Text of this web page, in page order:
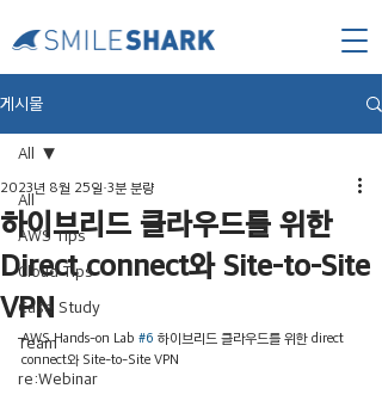
게시물
All
AWS Tips
Cloud Tips
Case Study
Team
re:Webinar
All
하이브리드 클라우드를 위한
Direct connect와 Site-to-Site
VPN
2023년 8월 25일 3분 분량
AWS Hands-on Lab #6 하이브리드 클라우드를 위한 direct
connect와 Site-to-Site VPN